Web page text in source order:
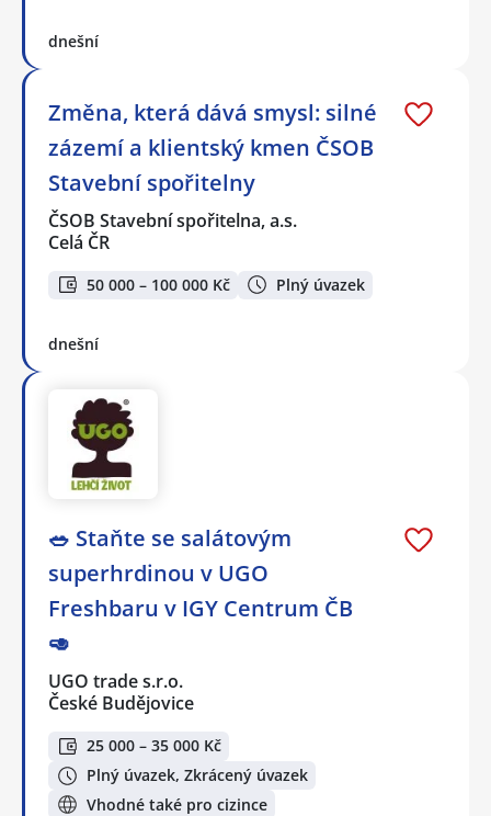
dnešní
Změna, která dává smysl: silné
zázemí a klientský kmen ČSOB
Stavební spořitelny
ČSOB Stavební spořitelna, a.s.
Celá ČR
50 000 – 100 000 Kč Plný úvazek
dnešní
🥗 Staňte se salátovým
superhrdinou v UGO
Freshbaru v IGY Centrum ČB
🥑
UGO trade s.r.o.
České Budějovice
25 000 – 35 000 Kč
Plný úvazek, Zkrácený úvazek
Vhodné také pro cizince